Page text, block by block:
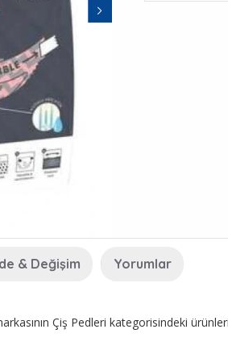
& Değişim Yorumlar
Çiş Pedleri kategorisindeki